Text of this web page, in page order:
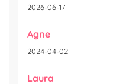
2026-06-17
Agne
2024-04-02
Laura